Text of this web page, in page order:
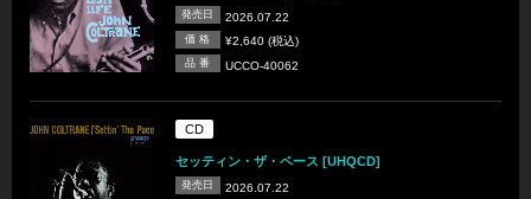
発売日 2026.07.22
価 格 ¥2,640 (税込)
品 番 UCCO-40062
CD
セッティン・ザ・ペース [UHQCD]
発売日 2026.07.22